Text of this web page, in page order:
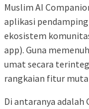
Muslim AI
aplikasi
ekosistem
app). Guna
umat secara
rangkaian fitur
Di antaranya